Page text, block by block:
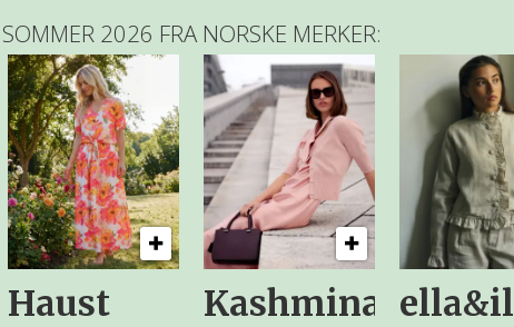
SOMMER 2026 FRA NORSKE MERKER:
Haust Kashmina ella&il